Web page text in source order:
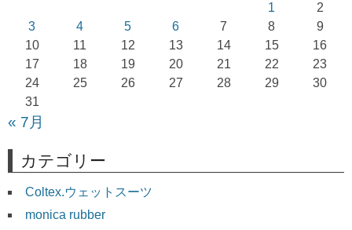
1
2
3
4 5 6 7 8
9
10
11 12 13 14 15
16
17
18 19 20 21 22
23
24
25 26 27 28 29
30
31
« 7月
カテゴリー
Coltex.ウェットスーツ
monica rubber